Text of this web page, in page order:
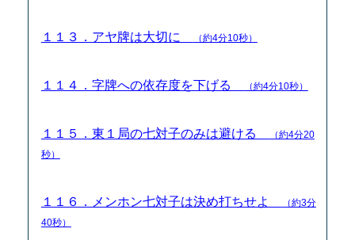
１１３．アヤ牌は大切に （約4分10秒）
１１４．字牌への依存度を下げる （約4分10秒）
１１５．東１局の七対子のみは避ける
（約4分20
秒）
１１６．メンホン七対子は決め打ちせよ
（約3分
40秒）